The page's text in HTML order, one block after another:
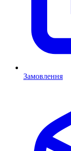
Замовлення